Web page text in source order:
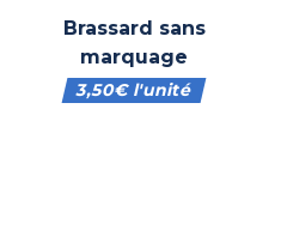
Brassard sans
marquage
3,50€l'unité